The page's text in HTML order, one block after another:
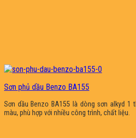
Sơn phủ dầu Benzo BA155
Sơn dầu Benzo BA155 là dòng sơn alkyd 1
màu, phù hợp với nhiều công trình, chất liệu.